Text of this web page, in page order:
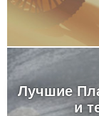
Лучшие
и